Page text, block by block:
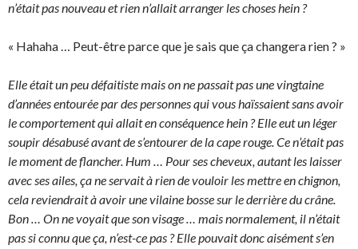
n’était pas nouveau et rien n’allait arranger les choses hein ?
« Hahaha … Peut-être parce que je sais que ça changera rien ? »
Elle était un peu défaitiste mais on ne passait pas une vingtaine
d’années entourée par des personnes qui vous haïssaient sans avoir
le comportement qui allait en conséquence hein ? Elle eut un léger
soupir désabusé avant de s’entourer de la cape rouge. Ce n’était pas
le moment de flancher. Hum … Pour ses cheveux, autant les laisser
avec ses ailes, ça ne servait à rien de vouloir les mettre en chignon,
cela reviendrait à avoir une vilaine bosse sur le derrière du crâne.
Bon … On ne voyait que son visage … mais normalement, il n’était
pas si connu que ça, n’est-ce pas ? Elle pouvait donc aisément s’en